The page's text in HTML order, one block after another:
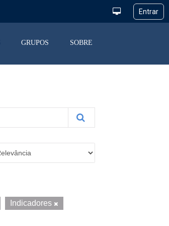
GRUPOS SOBRE
Indicadores